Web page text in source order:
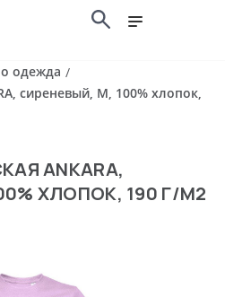
одежда /
сиреневый, M, 100% хлопок,
ANKARA,
ХЛОПОК, 190 Г/М2